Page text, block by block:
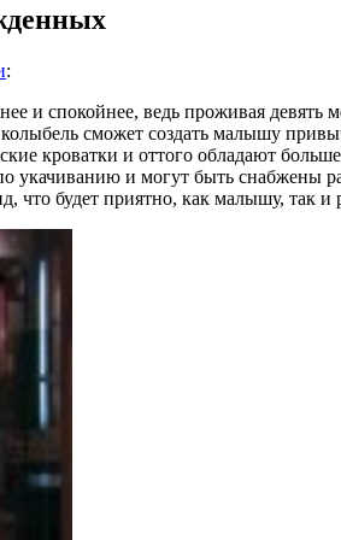
:
и спокойнее, ведь проживая
колыбель сможет создать малышу
кроватки и оттого обладают
укачиванию и могут быть снабжены
будет приятно, как малышу, так и